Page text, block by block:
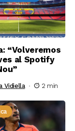
“Volveremos
al Spotify
Vidiella 2 min